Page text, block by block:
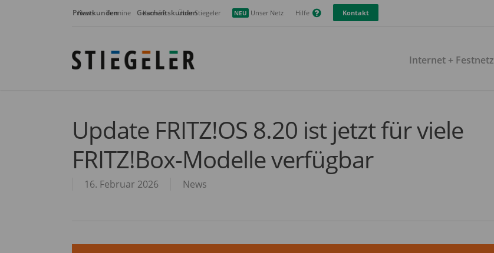
Privatkunden Geschäftskunden
News Termine Karriere Über Stiegeler NEU Unser Netz Hilfe Kontakt
Internet + Festnetz
Update FRITZ!OS 8.20 ist jetzt für viele
FRITZ!Box-Modelle verfügbar
16. Februar 2026 News